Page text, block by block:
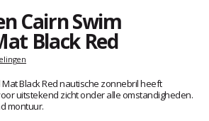
Cairn Swim
Black Red
Black Red nautische zonnebril heeft
uitstekend zicht onder alle omstandigheden.
montuur.